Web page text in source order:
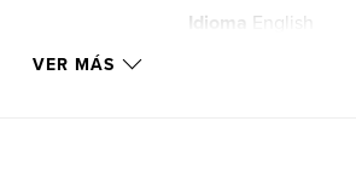
Idioma English
VER MÁS